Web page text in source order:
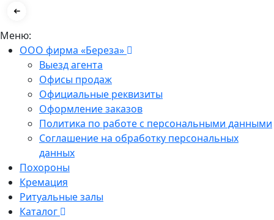
Меню:
ООО фирма «Береза»
Выезд агента
Офисы продаж
Официальные реквизиты
Оформление заказов
Политика по работе с персональными данными
Соглашение на обработку персональных
данных
Похороны
Кремация
Ритуальные залы
Каталог